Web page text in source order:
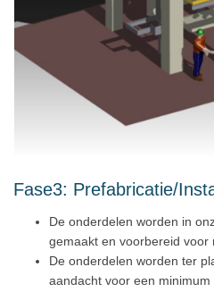
Fase3: Prefabricatie/
De onderdelen worden in
gemaakt en voorbereid voor
De onderdelen worden ter
aandacht voor een